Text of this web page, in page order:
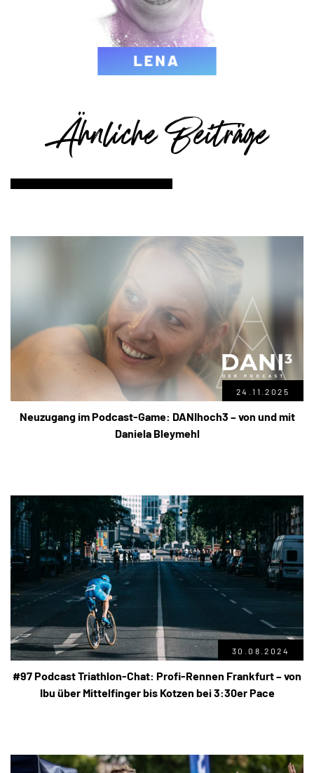
Ähnliche Beiträge
24.11.2025
Neuzugang im Podcast-Game: DANIhoch3 – von und mit
Daniela Bleymehl
30.08.2024
#97 Podcast Triathlon-Chat: Profi-Rennen Frankfurt – von
Ibu über Mittelfinger bis Kotzen bei 3:30er Pace